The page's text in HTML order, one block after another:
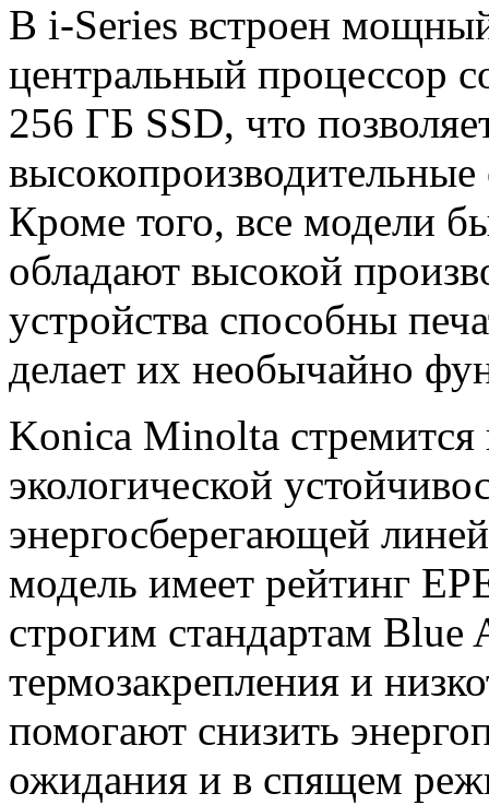
В i-Series встроен
центральный процессор
256 ГБ SSD, что
Кроме того, все модели
обладают высокой
устройства способны
делает их необычайно
Konica Minolta
экологической
энергосберегающей
модель имеет рейтинг
строгим стандартам
термозакрепления и
помогают снизить
ожидания и в спящем